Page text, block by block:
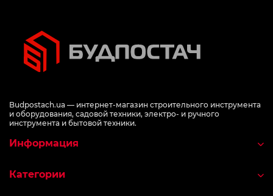
Budpostach.ua — интернет-магазин строительного инструмента
и оборудования, садовой техники, электро- и ручного
инструмента и бытовой техники.
Информация
Категории